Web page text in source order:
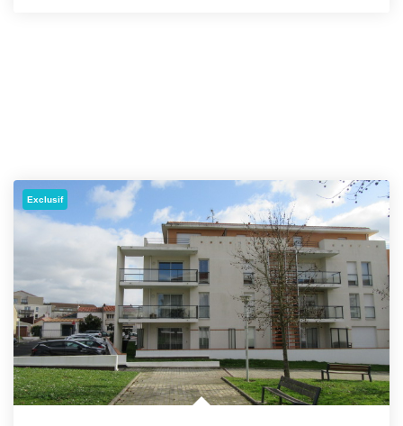
Exclusif